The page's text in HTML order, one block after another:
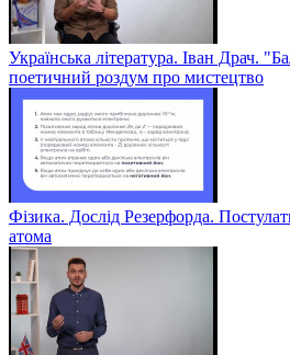
Українська література. Іван Драч.
поетичний роздум про мистецтво
Фізика. Дослід Резерфорда.
атома